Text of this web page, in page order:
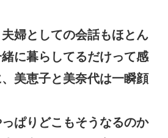
婦としての会話もほとん
に暮らしてるだけって感
美恵子と美奈代は一瞬顔
っぱりどこもそうなるのか